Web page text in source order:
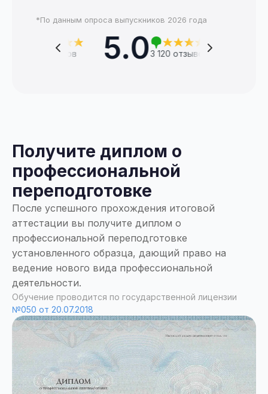
*По данным опроса выпускников 2026 года
5.03 120 отзывов
Получите диплом о
профессиональной
переподготовке
После успешного прохождения итоговой
аттестации вы получите диплом о
профессиональной переподготовке
установленного образца, дающий право на
ведение нового вида профессиональной
деятельности.
Обучение проводится по государственной лицензии
№050 от 20.07.2018